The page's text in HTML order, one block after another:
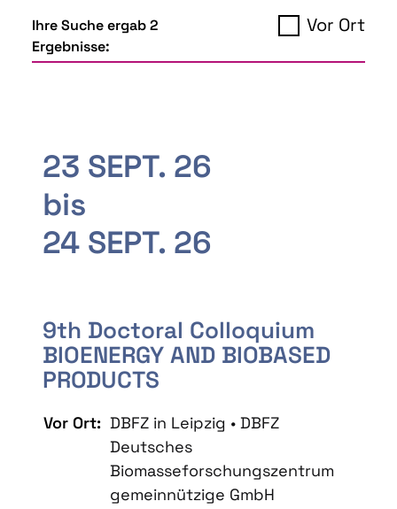
Ihre Suche ergab 2
Ergebnisse:
Vor Ort
23 SEPT. 26
bis
24 SEPT. 26
9th Doctoral Colloquium
BIOENERGY AND BIOBASED
PRODUCTS
Vor Ort: DBFZ in Leipzig • DBFZ
Deutsches
Biomasseforschungszentrum
gemeinnützige GmbH